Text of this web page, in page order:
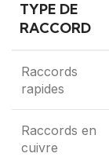
TYPE DE
RACCORD
Raccords
rapides
Raccords en
cuivre